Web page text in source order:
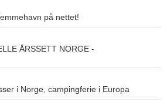
på nettet!
ÅRSSETT NORGE -
i Norge, campingferie i Europa